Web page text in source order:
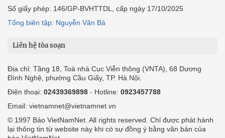
Số giấy phép: 146/GP-BVHTTDL, cấp ngày 17/10/2025
Tổng biên tập: Nguyễn Văn Bá
Liên hệ tòa soạn
Địa chỉ: Tầng 18, Toà nhà Cục Viễn thông (VNTA), 68 Dương
Đình Nghệ, phường Cầu Giấy, TP. Hà Nội.
Điện thoại: 02439369898 - Hotline: 0923457788
Email: vietnamnet@vietnamnet.vn
© 1997 Báo VietNamNet. All rights reserved. Chỉ được phát hành
lại thông tin từ website này khi có sự đồng ý bằng văn bản của